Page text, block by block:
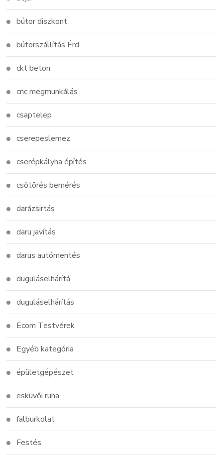
bútor diszkont
bútorszállítás Érd
ckt beton
cnc megmunkálás
csaptelep
cserepeslemez
cserépkályha építés
csőtörés bemérés
darázsirtás
daru javítás
darus autómentés
duguláselhárítá
duguláselhárítás
Ecom Testvérek
Egyéb kategória
épületgépészet
esküvői ruha
falburkolat
Festés